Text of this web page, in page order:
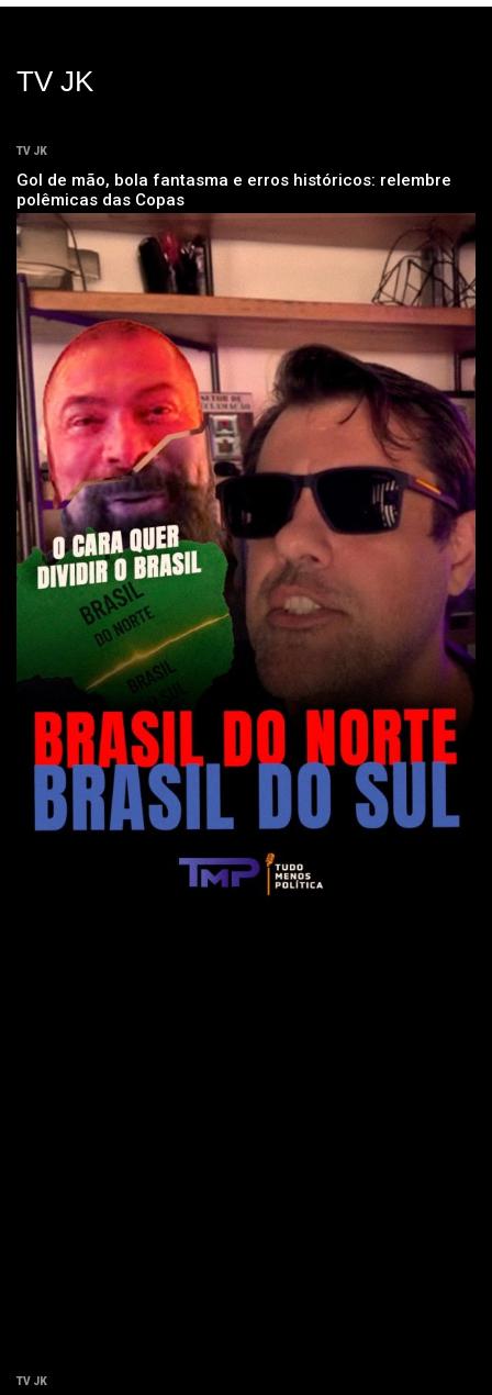
TV JK
TV JK
Gol de mão, bola fantasma e erros históricos: relembre
polêmicas das Copas
TV JK